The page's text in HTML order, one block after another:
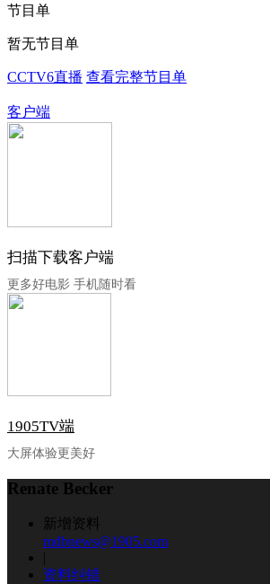
节目单
暂无节目单
CCTV6直播 查看完整节目单
客户端
扫描下载客户端
更多好电影 手机随时看
1905TV端
大屏体验更美好
Renate Becker
新增资料
mdbnews@1905.com
|
资料纠错